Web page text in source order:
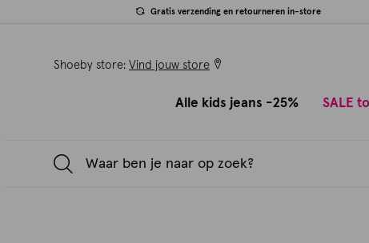
Gratis verzending en retourneren in-store
Shoeby store: Vind jouw store
Alle kids jeans -25% SALE